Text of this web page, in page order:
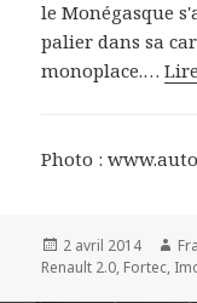
le Monégasque
palier dans sa
monoplace.…
Photo :
Publié
le
2 avril 2014
Renault 2.0, Fortec,